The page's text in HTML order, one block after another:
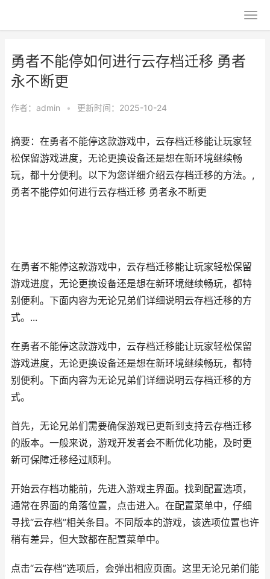
勇者不能停如何进行云存档迁移 勇者
永不断更
作者： admin • 更新时间：2025-10-24
摘要：在勇者不能停这款游戏中，云存档迁移能让玩家轻
松保留游戏进度，无论更换设备还是想在新环境继续畅
玩，都十分便利。以下为您详细介绍云存档迁移的方法。,
勇者不能停如何进行云存档迁移 勇者永不断更
在勇者不能停这款游戏中，云存档迁移能让玩家轻松保留
游戏进度，无论更换设备还是想在新环境继续畅玩，都特
别便利。下面内容为无论兄弟们详细说明云存档迁移的方
式。...
在勇者不能停这款游戏中，云存档迁移能让玩家轻松保留
游戏进度，无论更换设备还是想在新环境继续畅玩，都特
别便利。下面内容为无论兄弟们详细说明云存档迁移的方
式。
首先，无论兄弟们需要确保游戏已更新到支持云存档迁移
的版本。一般来说，游戏开发者会不断优化功能，及时更
新可保障迁移经过顺利。
开始云存档功能前，先进入游戏主界面。找到配置选项，
通常在界面的角落位置，点击进入。在配置菜单中，仔细
寻找“云存档”相关条目。不同版本的游戏，该选项位置也许
稍有差异，但大致都在配置菜单中。
点击“云存档”选项后，会弹出相应页面。这里无论兄弟们能